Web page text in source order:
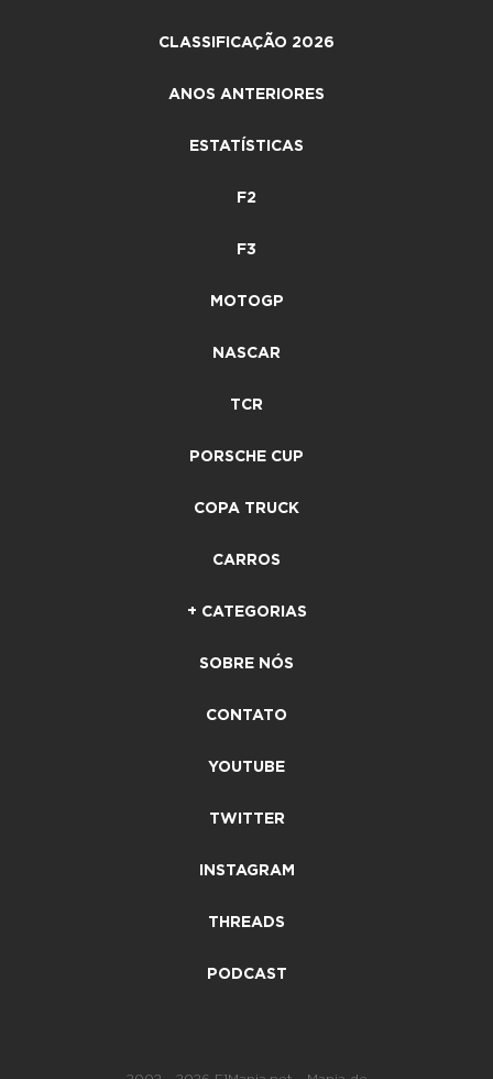
CLASSIFICAÇÃO 2026
ANOS ANTERIORES
ESTATÍSTICAS
F2
F3
MOTOGP
NASCAR
TCR
PORSCHE CUP
COPA TRUCK
CARROS
+ CATEGORIAS
SOBRE NÓS
CONTATO
YOUTUBE
TWITTER
INSTAGRAM
THREADS
PODCAST